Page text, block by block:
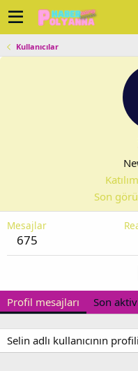
Kullanıcılar
Katılım
Son
Mesajlar
675
Profil mesajları Son
Selin adlı kullanıcının